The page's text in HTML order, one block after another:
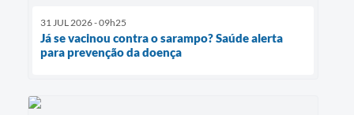
31 JUL 2026 - 09h25
Já se vacinou contra o sarampo? Saúde alerta
para prevenção da doença